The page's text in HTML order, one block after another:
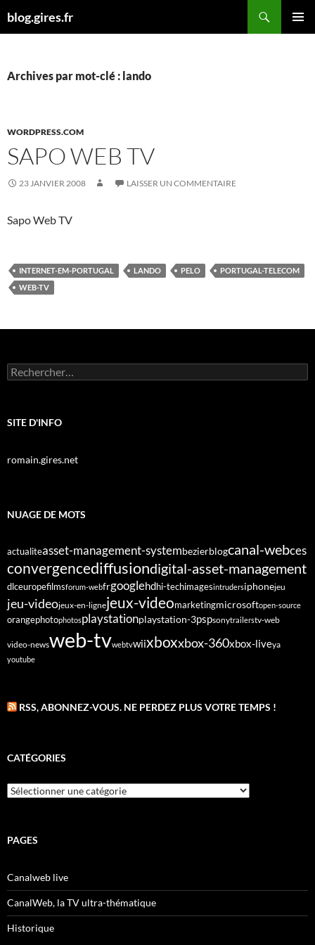
aublog.gires.fr
Archives par mot-clé : lando
WORDPRESS.COM
SAPO WEB TV
23 JANVIER 2008 LAISSER UN COMMENTAIRE
Sapo Web TV
INTERNET-EM-PORTUGAL LANDO PELO
PORTUGAL-TELECOM
WEB-TV
Rechercher :
SITE D'INFO
romain.gires.net
NUAGE DE MOTS
actualiteasset-management-systembezierblogcanal-webces
convergencediffusiondigital-asset-management
dlceuropefilmsforum-webfrgooglehdhi-techimagesintrudersiphonejeu
jeu-videojeux-en-lignejeux-videomarketingmicrosoftopen-source
orangephotophotosplaystationplaystation-3pspsonytrailerstv-web
video-newsweb-tvwebtvwiixboxxbox-360xbox-liveya
youtube
RSS, ABONNEZ-VOUS. NE PERDEZ PLUS VOTRE TEMPS !
CATÉGORIES
Catégories
PAGES
Canalweb live
CanalWeb, la TV ultra-thématique
Historique